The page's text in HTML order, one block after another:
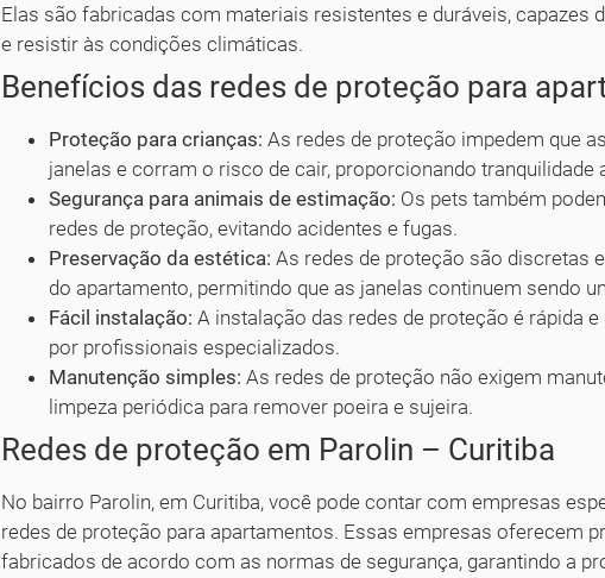
Elas são fabricadas com materiais resistentes e duráveis, capazes
e resistir às condições climáticas.
Benefícios das redes de proteção para
Proteção para crianças: As redes de proteção impedem que
janelas e corram o risco de cair, proporcionando tranquilidade
Segurança para animais de estimação: Os pets também
redes de proteção, evitando acidentes e fugas.
Preservação da estética: As redes de proteção são discretas
do apartamento, permitindo que as janelas continuem sendo
Fácil instalação: A instalação das redes de proteção é rápida
por profissionais especializados.
Manutenção simples: As redes de proteção não exigem
limpeza periódica para remover poeira e sujeira.
Redes de proteção em Parolin – Curitiba
No bairro Parolin, em Curitiba, você pode contar com empresas
redes de proteção para apartamentos. Essas empresas oferecem
fabricados de acordo com as normas de segurança, garantindo a